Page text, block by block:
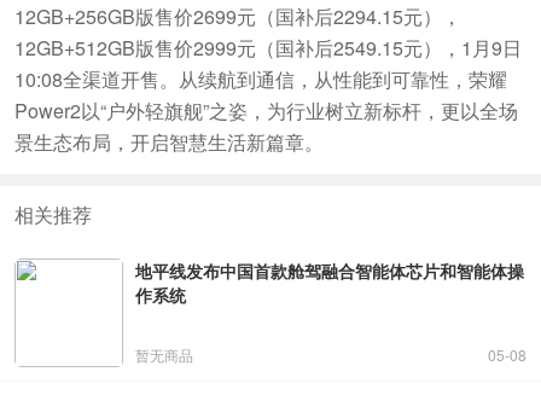
12GB+256GB版售价2699元（国补后2294.15元），
12GB+512GB版售价2999元（国补后2549.15元），1月9日
10:08全渠道开售。从续航到通信，从性能到可靠性，荣耀
Power2以“户外轻旗舰”之姿，为行业树立新标杆，更以全场
景生态布局，开启智慧生活新篇章。
相关推荐
地平线发布中国首款舱驾融合智能体芯片和智能体操
作系统
暂无商品 05-08